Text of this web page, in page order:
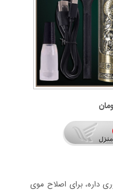
داره، برای اصلاح موی